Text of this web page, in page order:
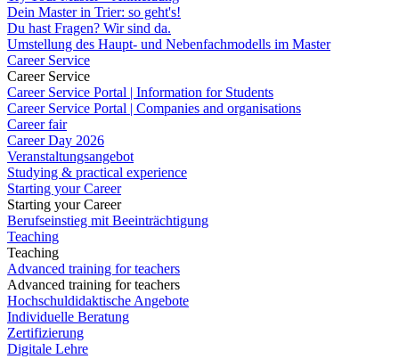
Dein Master in Trier: so geht's!
Du hast Fragen? Wir sind da.
Umstellung des Haupt- und Nebenfachmodells im Master
Career Service
Career Service
Career Service Portal | Information for Students
Career Service Portal | Companies and organisations
Career fair
Career Day 2026
Veranstaltungsangebot
Studying & practical experience
Starting your Career
Starting your Career
Berufseinstieg mit Beeinträchtigung
Teaching
Teaching
Advanced training for teachers
Advanced training for teachers
Hochschuldidaktische Angebote
Individuelle Beratung
Zertifizierung
Digitale Lehre